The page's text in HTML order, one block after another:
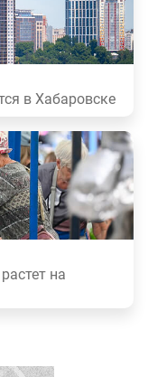
в Хабаровске
на